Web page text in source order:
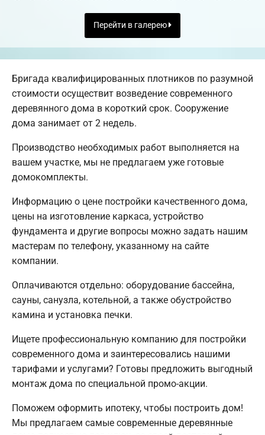
Перейти в галерею
Бригада квалифицированных плотников по разумной
стоимости осуществит возведение современного
деревянного дома в короткий срок. Сооружение
дома занимает от 2 недель.
Производство необходимых работ выполняется на
вашем участке, мы не предлагаем уже готовые
домокомплекты.
Информацию о цене постройки качественного дома,
цены на изготовление каркаса, устройство
фундамента и другие вопросы можно задать нашим
мастерам по телефону, указанному на сайте
компании.
Оплачиваются отдельно: оборудование бассейна,
сауны, санузла, котельной, а также обустройство
камина и установка печки.
Ищете профессиональную компанию для постройки
современного дома и заинтересовались нашими
тарифами и услугами? Готовы предложить выгодный
монтаж дома по специальной промо-акции.
Поможем оформить ипотеку, чтобы построить дом!
Мы предлагаем самые современные деревянные